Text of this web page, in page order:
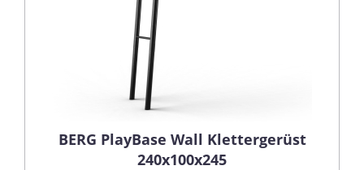
BERG PlayBase Wall Klettergerüst
240x100x245